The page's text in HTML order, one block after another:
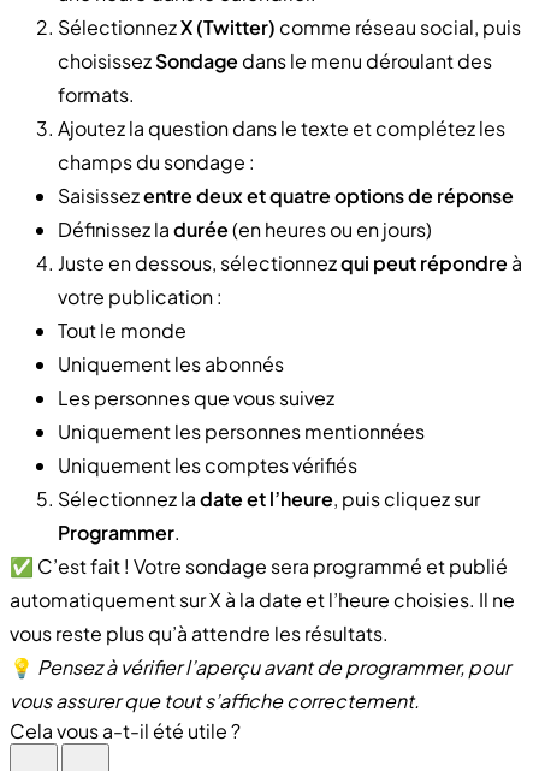
SélectionnezX (Twitter) comme réseau social, puis
choisissezSondage dans le menu déroulant des
formats.
Ajoutez la question dans le texte et complétez les
champs du sondage :
Saisissezentre deux et quatre options de réponse
Définissez ladurée(en heures ou en jours)
Juste en dessous, sélectionnezqui peut répondre à
votre publication :
Tout le monde
Uniquement les abonnés
Les personnes que vous suivez
Uniquement les personnes mentionnées
Uniquement les comptes vérifiés
Sélectionnez ladate et l’heure, puis cliquez sur
Programmer.
✅ C’est fait ! Votre sondage sera programmé et publié
automatiquement sur X à la date et l’heure choisies. Il ne
vous reste plus qu’à attendre les résultats.
💡 Pensez à vérifier l’aperçu avant de programmer, pour
vous assurer que tout s’affiche correctement.
Cela vous a-t-il été utile ?